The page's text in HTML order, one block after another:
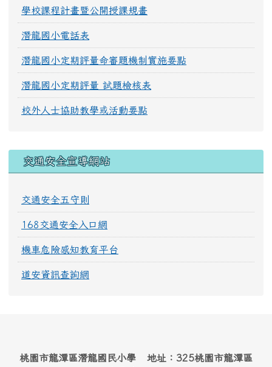
學校課程計畫暨公開授課規畫
潛龍國小電話表
潛龍國小定期評量命審題機制實施要點
潛龍國小定期評量 試題檢核表
校外人士協助教學或活動要點
交通安全宣導網站
交通安全五守則
168交通安全入口網
機車危險感知教育平台
道安資訊查詢網
桃園市龍潭區潛龍國民小學 地址：325桃園市龍潭區